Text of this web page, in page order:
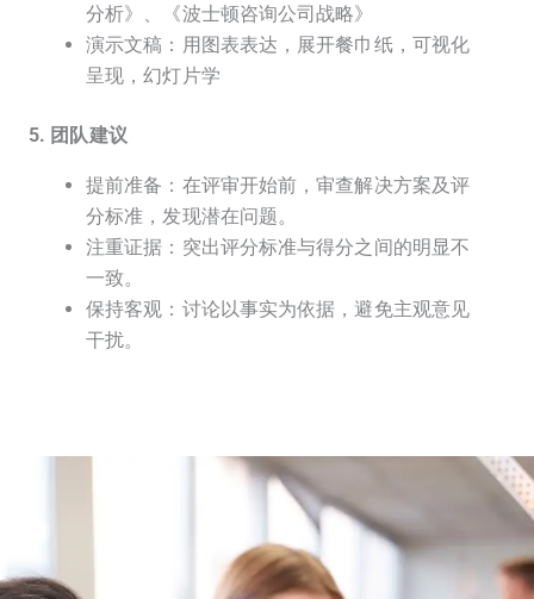
分析》、《波士顿咨询公司战略》
演示文稿：用图表表达，展开餐巾纸，可视化
呈现，幻灯片学
5. 团队建议
提前准备：在评审开始前，审查解决方案及评
分标准，发现潜在问题。
注重证据：突出评分标准与得分之间的明显不
一致。
保持客观：讨论以事实为依据，避免主观意见
干扰。